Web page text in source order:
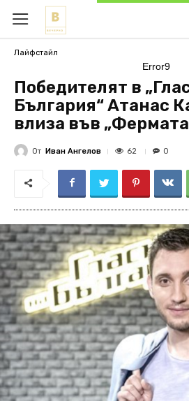
Лайфстайл
Error9
Победителят в
България“ Атанас
влиза във
От Иван Ангелов 62 0